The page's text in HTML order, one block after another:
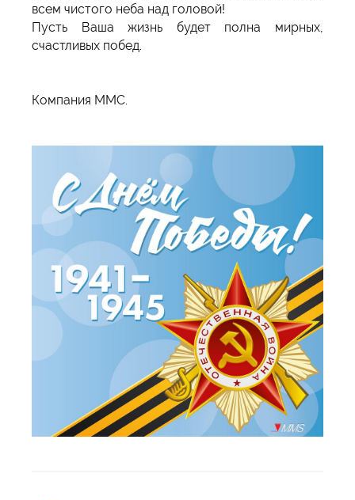
всем чистого неба над головой!
Пусть Ваша жизнь будет полна мирных,
счастливых побед.
Компания ММС.